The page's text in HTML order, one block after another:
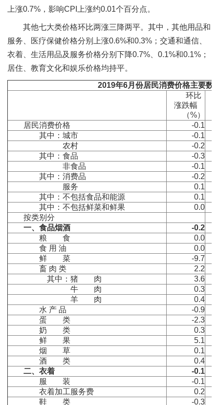
上涨0.7%，影响CPI上涨约0.01个百分点。
其他七大类价格环比两涨三降两平。其中，其他用品和
服务、医疗保健价格分别上涨0.6%和0.3%；交通和通信、
衣着、生活用品及服务价格分别下降0.7%、0.1%和0.1%；
居住、教育文化和娱乐价格均持平。
2019年6月份居民消费价格主要数
环比
涨跌幅
（%）
居民消费价格
-0.1
其中：城市
-0.1
农村
-0.2
其中：食品
-0.3
非食品
-0.1
其中：消费品
-0.2
服务
0.1
其中：不包括食品和能源
0.1
其中：不包括鲜菜和鲜果
0.0
按类别分
一、食品烟酒
-0.2
粮 食
0.0
食 用 油
0.0
鲜 菜
-9.7
畜 肉 类
2.2
其中：猪 肉
3.6
牛 肉
0.3
羊 肉
0.4
水 产 品
-0.9
蛋 类
-2.3
奶 类
0.3
鲜 果
5.1
烟 草
0.1
酒 类
0.4
二、衣着
-0.1
服 装
-0.1
衣着加工服务费
0.2
鞋 类
-0.3